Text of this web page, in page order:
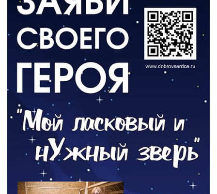
ВЛАСТЬ
День памяти и «Симфония народов»
06.08.2026
Новый настил на экотропе
05.08.2026